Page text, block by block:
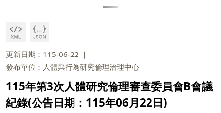
更新日期：115-06-22
發布單位：人體與行為研究倫理治理中心
115年第3次人體研究倫理審查委員會B會議
紀錄(公告日期：115年06月22日)